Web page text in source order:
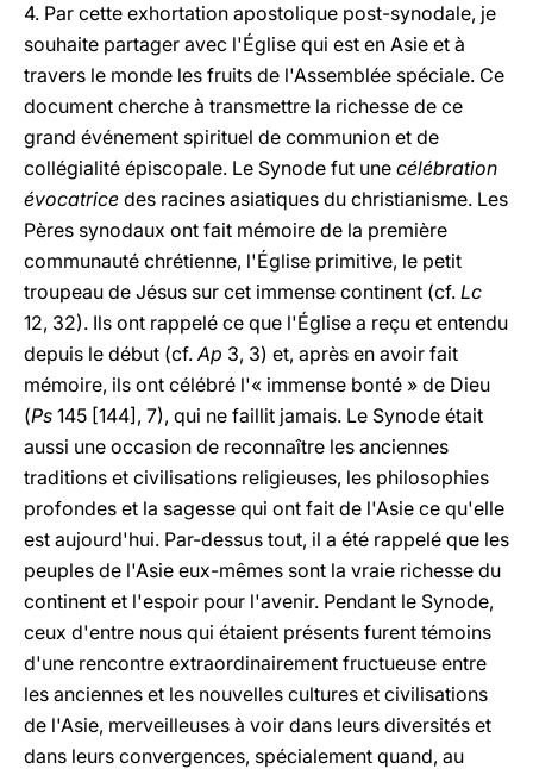
4. Par cette exhortation apostolique post-synodale, je
souhaite partager avec l'Église qui est en Asie et à
travers le monde les fruits de l'Assemblée spéciale. Ce
document cherche à transmettre la richesse de ce
grand événement spirituel de communion et de
collégialité épiscopale. Le Synode fut une célébration
évocatrice des racines asiatiques du christianisme. Les
Pères synodaux ont fait mémoire de la première
communauté chrétienne, l'Église primitive, le petit
troupeau de Jésus sur cet immense continent (cf. Lc
12, 32). Ils ont rappelé ce que l'Église a reçu et entendu
depuis le début (cf.Ap 3, 3) et, après en avoir fait
mémoire, ils ont célébré l'« immense bonté » de Dieu
(Ps 145 [144], 7), qui ne faillit jamais. Le Synode était
aussi une occasion de reconnaître les anciennes
traditions et civilisations religieuses, les philosophies
profondes et la sagesse qui ont fait de l'Asie ce qu'elle
est aujourd'hui. Par-dessus tout, il a été rappelé que les
peuples de l'Asie eux-mêmes sont la vraie richesse du
continent et l'espoir pour l'avenir. Pendant le Synode,
ceux d'entre nous qui étaient présents furent témoins
d'une rencontre extraordinairement fructueuse entre
les anciennes et les nouvelles cultures et civilisations
de l'Asie, merveilleuses à voir dans leurs diversités et
dans leurs convergences, spécialement quand, au